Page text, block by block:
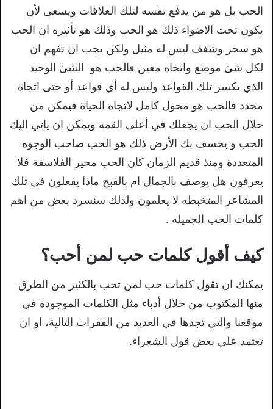
الحب بل هو من يدفع نفسه لتلك العلاقات ويسعى لأن
يكون تحت الاضواء ذلك هو الحب وذلك هو تأثيره ان الحب
هو سحر وشغف ليس له مثيل ولكن يجب ان تفهم ان
لكل شئ موضع واتجاه معين فالحب هو الشئ الوحيد
الذي يكسر تلك القواعد وليس له أي قواعد أو حتى اتجاه
محدد فالحب هو محول كامل لاتجاه الحياة فيمكن من
خلال الحب ان يجعلك في أعلى القمة ويمكن ان ياتي اليك
الحب و يخسف بك الأرض ذلك هو الحب صاحب الوجوه
المتعددة ومنذ قديم الزمان كان الحب محير الفلاسفة فلا
يعرفون هل يوصف بالجمال ام بالقبح ماذا يفعلون في تلك
المشاعر المتخبطه لا يعلمون ولذلك سنسرد بعض من اهم
كلمات الحب الجميله .
كيف أقول كلمات حب لمن أحب؟
يمكنك ان تقول كلمات حب لمن تحب بالكثير من الطرق
منها المكتوب من خلال أدباء مثل الكلمات الموجودة في
موقعنا والتي تجدها في العديد من الفقرات التالية، او ان
تعتمد علي بعض قول الشعراء.